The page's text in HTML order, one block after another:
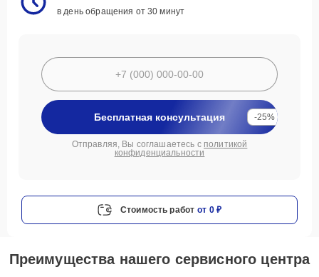
в день обращения от 30 минут
Бесплатная консультация -25%
Отправляя, Вы соглашаетесь с политикой
конфиденциальности
Стоимость работ от 0 ₽
Преимущества нашего сервисного центра